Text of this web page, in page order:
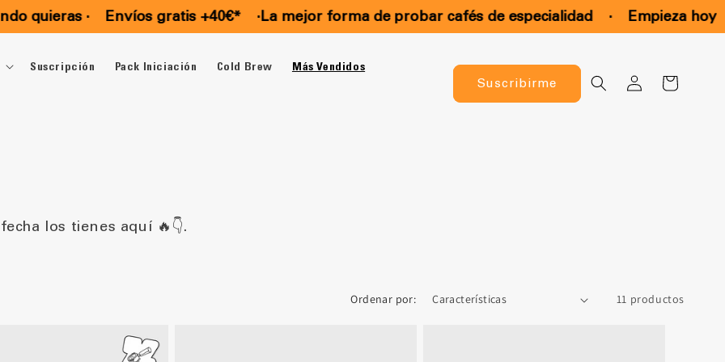
quieras · Envíos gratis +40€* ·La mejor forma de probar cafés de especialidad · Empieza hoy ·
Suscripción Pack Iniciación Cold Brew Más Vendidos
Suscribirme
Iniciar
sesión
Carrito
los tienes aquí 🔥👇.
Ordenar por: 11 productos